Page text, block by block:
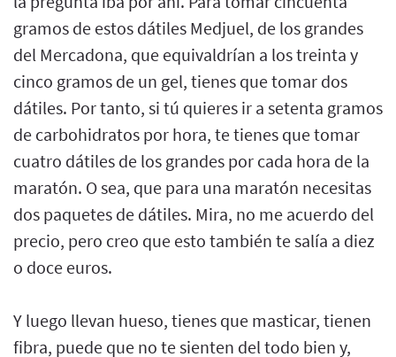
gramos de estos dátiles Medjuel, de los grandes
del Mercadona, que equivaldrían a los treinta y
cinco gramos de un gel, tienes que tomar dos
dátiles. Por tanto, si tú quieres ir a setenta gramos
de carbohidratos por hora, te tienes que tomar
cuatro dátiles de los grandes por cada hora de la
maratón. O sea, que para una maratón necesitas
dos paquetes de dátiles. Mira, no me acuerdo del
precio, pero creo que esto también te salía a diez
o doce euros.
Y luego llevan hueso, tienes que masticar, tienen
fibra, puede que no te sienten del todo bien y,